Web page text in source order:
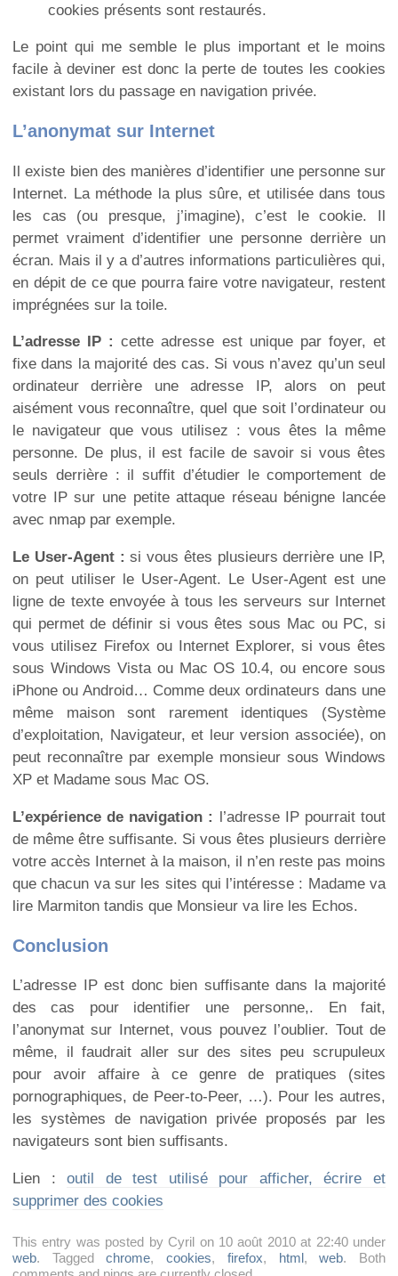
cookies présents sont restaurés.
Le point qui me semble le plus important et le moins
facile à deviner est donc la perte de toutes les cookies
existant lors du passage en navigation privée.
L’anonymat sur Internet
Il existe bien des manières d’identifier une personne sur
Internet. La méthode la plus sûre, et utilisée dans tous
les cas (ou presque, j’imagine), c’est le cookie. Il
permet vraiment d’identifier une personne derrière un
écran. Mais il y a d’autres informations particulières qui,
en dépit de ce que pourra faire votre navigateur, restent
imprégnées sur la toile.
L’adresse IP : cette adresse est unique par foyer, et
fixe dans la majorité des cas. Si vous n’avez qu’un seul
ordinateur derrière une adresse IP, alors on peut
aisément vous reconnaître, quel que soit l’ordinateur ou
le navigateur que vous utilisez : vous êtes la même
personne. De plus, il est facile de savoir si vous êtes
seuls derrière : il suffit d’étudier le comportement de
votre IP sur une petite attaque réseau bénigne lancée
avec nmap par exemple.
Le User-Agent : si vous êtes plusieurs derrière une IP,
on peut utiliser le User-Agent. Le User-Agent est une
ligne de texte envoyée à tous les serveurs sur Internet
qui permet de définir si vous êtes sous Mac ou PC, si
vous utilisez Firefox ou Internet Explorer, si vous êtes
sous Windows Vista ou Mac OS 10.4, ou encore sous
iPhone ou Android… Comme deux ordinateurs dans une
même maison sont rarement identiques (Système
d’exploitation, Navigateur, et leur version associée), on
peut reconnaître par exemple monsieur sous Windows
XP et Madame sous Mac OS.
L’expérience de navigation : l’adresse IP pourrait tout
de même être suffisante. Si vous êtes plusieurs derrière
votre accès Internet à la maison, il n’en reste pas moins
que chacun va sur les sites qui l’intéresse : Madame va
lire Marmiton tandis que Monsieur va lire les Echos.
Conclusion
L’adresse IP est donc bien suffisante dans la majorité
des cas pour identifier une personne,. En fait,
l’anonymat sur Internet, vous pouvez l’oublier. Tout de
même, il faudrait aller sur des sites peu scrupuleux
pour avoir affaire à ce genre de pratiques (sites
pornographiques, de Peer-to-Peer, …). Pour les autres,
les systèmes de navigation privée proposés par les
navigateurs sont bien suffisants.
Lien :outil de test utilisé pour afficher, écrire et
supprimer des cookies
This entry was posted by Cyril on 10 août 2010 at 22:40 under
web. Taggedchrome,cookies, firefox, html,web. Both